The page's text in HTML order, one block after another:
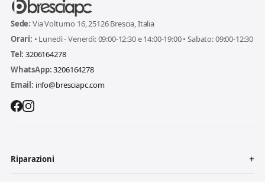
Sede: Via Volturno 16, 25126 Brescia, Italia
Orari: • Lunedì - Venerdì: 09:00-12:30 e 14:00-19:00 • Sabato: 09:00-12:30
Tel: 3206164278
WhatsApp:3206164278
Email: info@bresciapc.com
Riparazioni